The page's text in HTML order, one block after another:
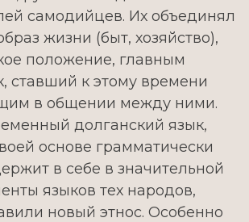
самодийцев. Их объединял
жизни (быт, хозяйство),
положение, главным
ставший к этому времени
в общении между ними.
долганский язык,
основе грамматически
в себе в значительной
языков тех народов,
новый этнос. Особенно